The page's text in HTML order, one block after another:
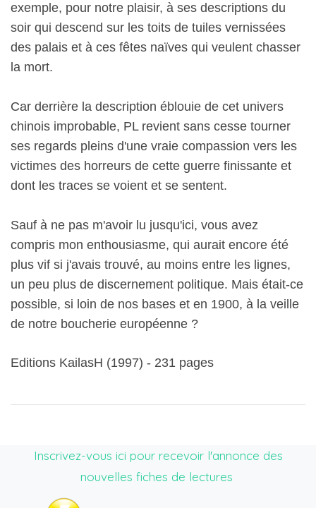
exemple, pour notre plaisir, à ses descriptions du
soir qui descend sur les toits de tuiles vernissées
des palais et à ces fêtes naïves qui veulent chasser
la mort.
Car derrière la description éblouie de cet univers
chinois improbable, PL revient sans cesse tourner
ses regards pleins d'une vraie compassion vers les
victimes des horreurs de cette guerre finissante et
dont les traces se voient et se sentent.
Sauf à ne pas m'avoir lu jusqu'ici, vous avez
compris mon enthousiasme, qui aurait encore été
plus vif si j'avais trouvé, au moins entre les lignes,
un peu plus de discernement politique. Mais était-ce
possible, si loin de nos bases et en 1900, à la veille
de notre boucherie européenne ?
Editions KailasH (1997) - 231 pages
Inscrivez-vous ici pour recevoir l'annonce des
nouvelles fiches de lectures